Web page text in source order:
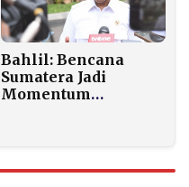
Bahlil: Bencana
Sumatera Jadi
Momentum